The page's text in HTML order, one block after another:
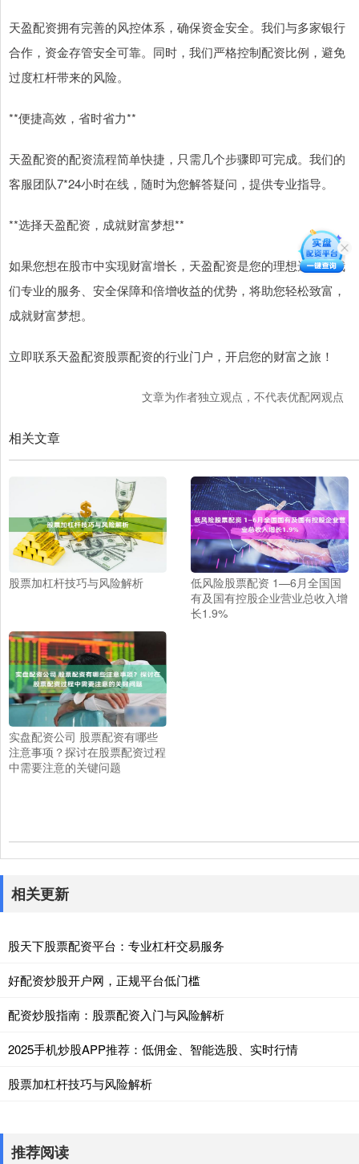
天盈配资拥有完善的风控体系，确保资金安全。我们与多家银行
合作，资金存管安全可靠。同时，我们严格控制配资比例，避免
过度杠杆带来的风险。
**便捷高效，省时省力**
天盈配资的配资流程简单快捷，只需几个步骤即可完成。我们的
客服团队7*24小时在线，随时为您解答疑问，提供专业指导。
**选择天盈配资，成就财富梦想**
如果您想在股市中实现财富增长，天盈配资是您的理想选择。我
们专业的服务、安全保障和倍增收益的优势，将助您轻松致富，
成就财富梦想。
立即联系天盈配资股票配资的行业门户，开启您的财富之旅！
文章为作者独立观点，不代表优配网观点
相关文章
股票加杠杆技巧与风险解析
低风险股票配资 1—6月全国国
有及国有控股企业营业总收入增
长1.9%
实盘配资公司 股票配资有哪些
注意事项？探讨在股票配资过程
中需要注意的关键问题
相关更新
股天下股票配资平台：专业杠杆交易服务
好配资炒股开户网，正规平台低门槛
配资炒股指南：股票配资入门与风险解析
2025手机炒股APP推荐：低佣金、智能选股、实时行情
股票加杠杆技巧与风险解析
推荐阅读